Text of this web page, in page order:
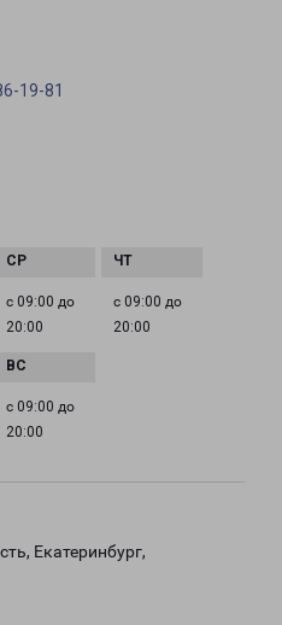
19-81
с 09:00 до
20:00
с 09:00 до
20:00
с 09:00 до
20:00
Екатеринбург,